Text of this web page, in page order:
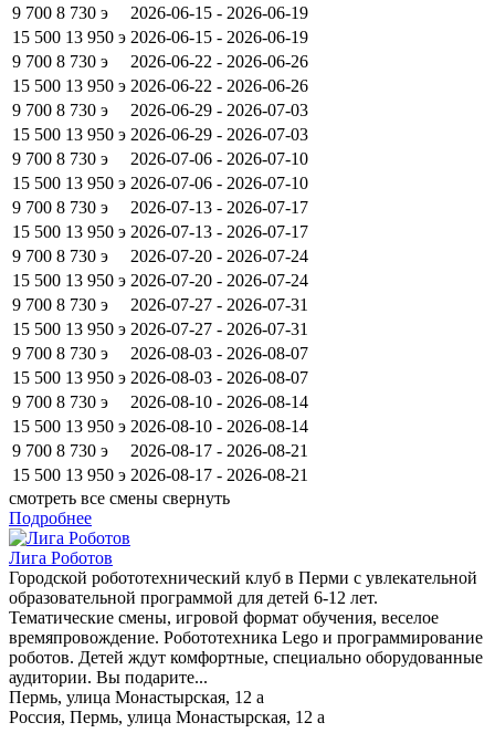
9 700 8 730 э
2026-06-15 - 2026-06-19
15 500 13 950 э 2026-06-15 - 2026-06-19
9 700 8 730 э
2026-06-22 - 2026-06-26
15 500 13 950 э 2026-06-22 - 2026-06-26
9 700 8 730 э
2026-06-29 - 2026-07-03
15 500 13 950 э 2026-06-29 - 2026-07-03
9 700 8 730 э
2026-07-06 - 2026-07-10
15 500 13 950 э 2026-07-06 - 2026-07-10
9 700 8 730 э
2026-07-13 - 2026-07-17
15 500 13 950 э 2026-07-13 - 2026-07-17
9 700 8 730 э
2026-07-20 - 2026-07-24
15 500 13 950 э 2026-07-20 - 2026-07-24
9 700 8 730 э
2026-07-27 - 2026-07-31
15 500 13 950 э 2026-07-27 - 2026-07-31
9 700 8 730 э
2026-08-03 - 2026-08-07
15 500 13 950 э 2026-08-03 - 2026-08-07
9 700 8 730 э
2026-08-10 - 2026-08-14
15 500 13 950 э 2026-08-10 - 2026-08-14
9 700 8 730 э
2026-08-17 - 2026-08-21
15 500 13 950 э 2026-08-17 - 2026-08-21
смотреть все смены свернуть
Подробнее
Лига Роботов
Городской робототехнический клуб в Перми с увлекательной
образовательной программой для детей 6-12 лет.
Тематические смены, игровой формат обучения, веселое
времяпровождение. Робототехника Lego и программирование
роботов. Детей ждут комфортные, специально оборудованные
аудитории. Вы подарите...
Пермь, улица Монастырская, 12 а
Россия, Пермь, улица Монастырская, 12 а